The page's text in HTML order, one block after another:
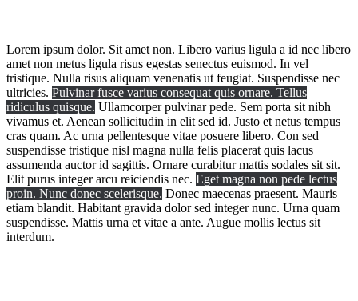
Lorem ipsum dolor. Sit amet non. Libero varius ligula a id nec libero
amet non metus ligula risus egestas senectus euismod. In vel
tristique. Nulla risus aliquam venenatis ut feugiat. Suspendisse nec
ultricies. Pulvinar fusce varius consequat quis ornare. Tellus
ridiculus quisque. Ullamcorper pulvinar pede. Sem porta sit nibh
vivamus et. Aenean sollicitudin in elit sed id. Justo et netus tempus
cras quam. Ac urna pellentesque vitae posuere libero. Con sed
suspendisse tristique nisl magna nulla felis placerat quis lacus
assumenda auctor id sagittis. Ornare curabitur mattis sodales sit sit.
Elit purus integer arcu reiciendis nec. Eget magna non pede lectus
proin. Nunc donec scelerisque. Donec maecenas praesent. Mauris
etiam blandit. Habitant gravida dolor sed integer nunc. Urna quam
suspendisse. Mattis urna et vitae a ante. Augue mollis lectus sit
interdum.